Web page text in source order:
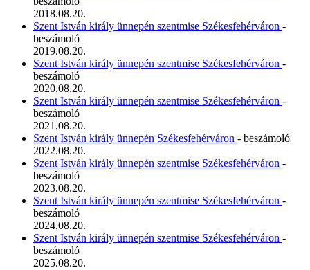
2018.08.20.
Szent István király ünnepén szentmise Székesfehérváron -
beszámoló
2019.08.20.
Szent István király ünnepén szentmise Székesfehérváron -
beszámoló
2020.08.20.
Szent István király ünnepén szentmise Székesfehérváron -
beszámoló
2021.08.20.
Szent István király ünnepén Székesfehérváron - beszámoló
2022.08.20.
Szent István király ünnepén szentmise Székesfehérváron -
beszámoló
2023.08.20.
Szent István király ünnepén szentmise Székesfehérváron -
beszámoló
2024.08.20.
Szent István király ünnepén szentmise Székesfehérváron -
beszámoló
2025.08.20.